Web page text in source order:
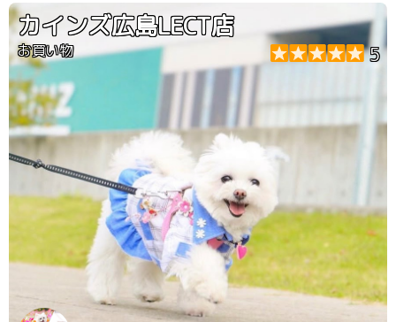
立ち寄れる気軽さも魅力です。テラス席はわんちゃんOK
です。
カインズ広島LECT店
お買い物 5